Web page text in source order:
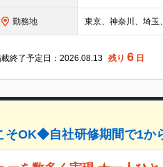
勤務地 東京、神奈川、埼玉
載終了予定日：2026.08.13 残り 6 日
OK◆自社研修期間で1か